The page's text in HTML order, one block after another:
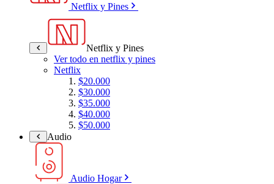
Netflix y Pines
Netflix y Pines
Ver todo en netflix y pines
Netflix
$20.000
$30.000
$35.000
$40.000
$50.000
Audio
Audio Hogar